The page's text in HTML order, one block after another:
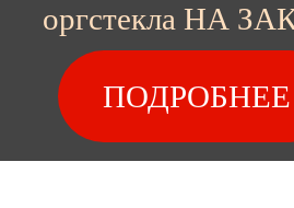
оргстекла НА
ПОДРОБНЕЕ